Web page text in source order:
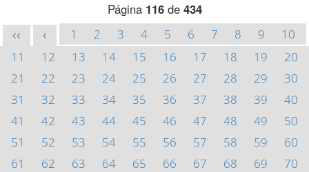
Página 116de 434
<< < 1 2 3 4 5 6 7 8 9
10
11
12 13 14 15 16 17 18 19
20
21
22 23 24 25 26 27 28 29
30
31
32 33 34 35 36 37 38 39
40
41
42 43 44 45 46 47 48 49
50
51
52 53 54 55 56 57 58 59
60
61
62 63 64 65 66 67 68 69
70